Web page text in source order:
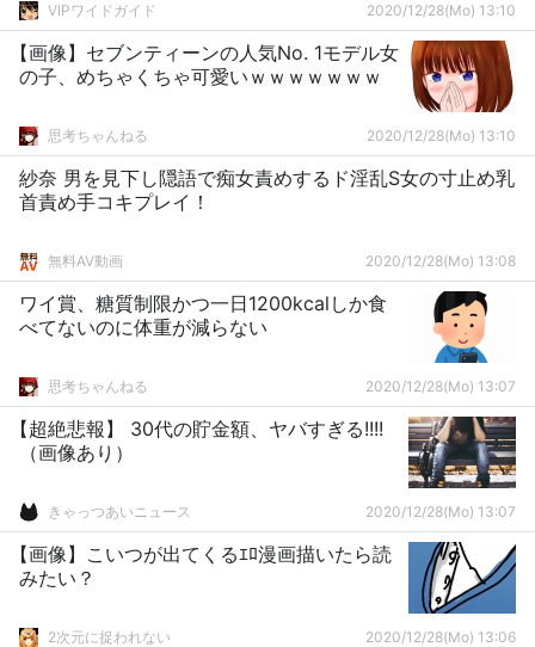
VIPワイドガイド 2020/12/28(Mo) 13:10
【画像】セブンティーンの人気No. 1モデル女
の子、めちゃくちゃ可愛いｗｗｗｗｗｗｗ
思考ちゃんねる 2020/12/28(Mo) 13:10
紗奈 男を見下し隠語で痴女責めするド淫乱S女の寸止め乳
首責め手コキプレイ！
無料AV動画 2020/12/28(Mo) 13:08
ワイ賞、糖質制限かつ一日1200kcalしか食
べてないのに体重が減らない
思考ちゃんねる 2020/12/28(Mo) 13:07
【超絶悲報】 30代の貯金額、ヤバすぎる!!!!
（画像あり）
きゃっつあいニュース 2020/12/28(Mo) 13:07
【画像】こいつが出てくるｴﾛ漫画描いたら読
みたい？
2次元に捉われない 2020/12/28(Mo) 13:06